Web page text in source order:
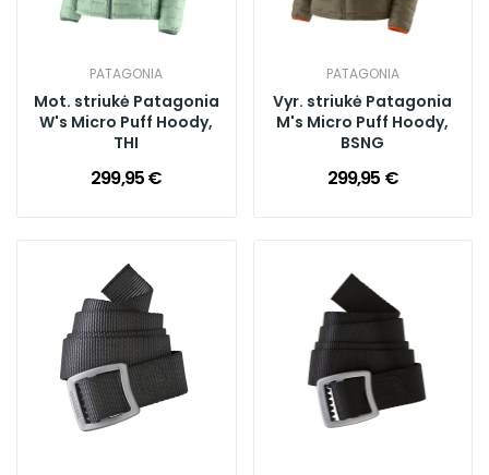
PATAGONIA
Mot. striukė Patagonia
W's Micro Puff Hoody,
THI
299,95 €
PATAGONIA
Vyr. striukė Patagonia
M's Micro Puff Hoody,
BSNG
299,95 €